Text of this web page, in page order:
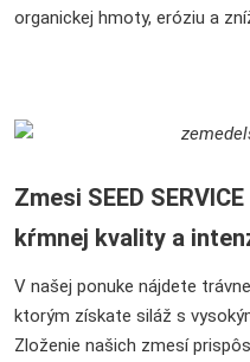
organickej hmoty, eróziu a
Zmesi SEED
kŕmnej kvality a
V našej ponuke nájdete
ktorým získate siláž s
Zloženie našich zmesí